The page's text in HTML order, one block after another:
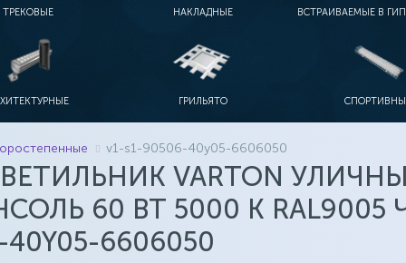
ТРЕКОВЫЕ НАКЛАДНЫЕ ВСТРАИВАЕМЫЕ В
ГРИЛЬЯТО
v1-s1-90506-40y05-6606050
VARTON УЛИЧНЫЙ
60 ВТ 5000 K RAL9005
40Y05-6606050